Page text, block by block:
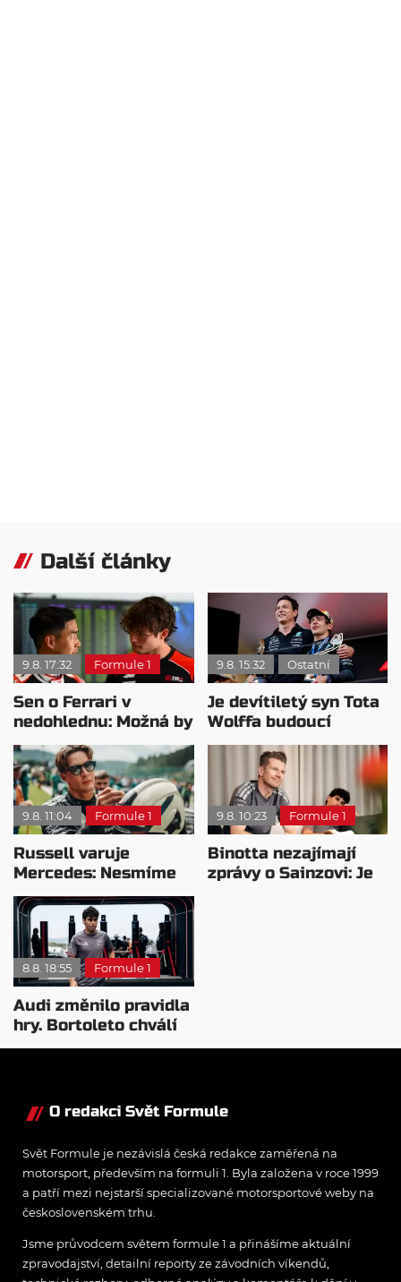
Další články
9.8. 17:32 Formule 1
Sen o Ferrari v
nedohlednu: Možná by
potřeboval plán B
9.8. 15:32 Ostatní
Je devítiletý syn Tota
Wolffa budoucí
hvězdou F1?
9.8. 11:04 Formule 1
Russell varuje
Mercedes: Nesmíme
usnout na vavřínech
9.8. 10:23 Formule 1
Binotta nezajímají
zprávy o Sainzovi: Je
8.8. 18:55 Formule 1
Audi změnilo pravidla
hry. Bortoleto chválí
nový tým i jeho
O redakci Svět Formule
Svět Formule je nezávislá česká redakce zaměřená na
motorsport, především na formuli 1. Byla založena v roce 1999
a patří mezi nejstarší specializované motorsportové weby na
československém trhu.
Jsme průvodcem světem formule 1 a přinášíme aktuální
zpravodajství, detailní reporty ze závodních víkendů,